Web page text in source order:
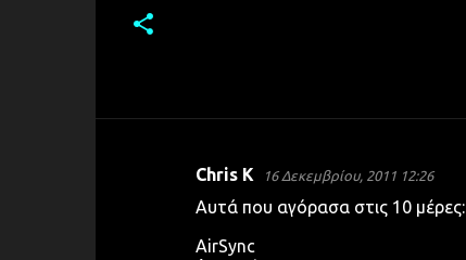
Chris K 16 Δεκεμβρίου, 2011 12:26
Αυτά που αγόρασα στις 10 μέρες:
AirSync